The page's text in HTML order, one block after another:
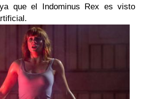
que el Indominus Rex es visto